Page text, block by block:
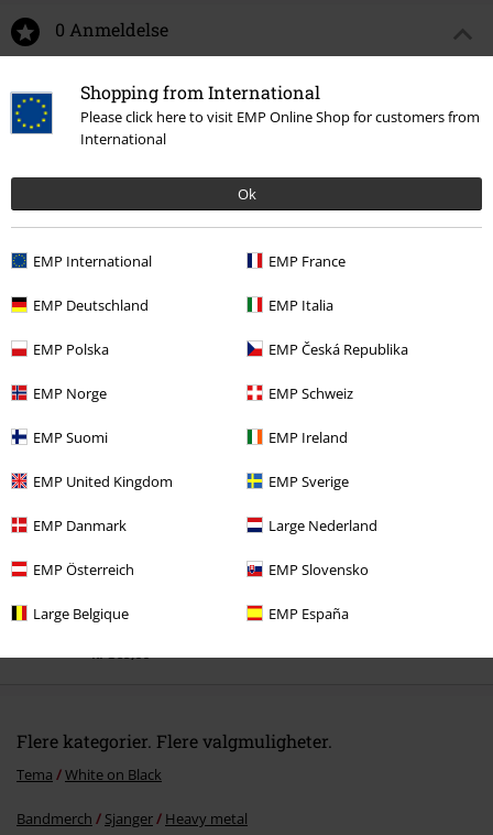
Shopping from International
Please click here to visit EMP Online Shop for customers from
International
Ok
EMP International EMP France
EMP Deutschland EMP Italia
EMP Polska EMP Česká Republika
EMP Norge EMP Schweiz
EMP Suomi EMP Ireland
EMP United Kingdom EMP Sverige
EMP Danmark Large Nederland
EMP Österreich EMP Slovensko
Large Belgique EMP España
0 Anmeldelse
Fortell oss hva du synes om "The X factor Pocket Print".
Skriv anmeldelse
Siste besøk
kr 369,00
Flere kategorier. Flere valgmuligheter.
Tema White on Black
Bandmerch Sjanger Heavy metal